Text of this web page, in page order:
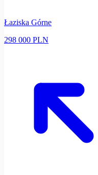
Łaziska Górne
298 000 PLN